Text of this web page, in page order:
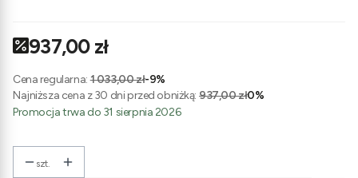
937,00 zł
Cena regularna: 1 033,00 zł-9%
Najniższa cena z 30 dni przed obniżką: 937,00 zł0%
Promocja trwa do 31 sierpnia 2026
szt.